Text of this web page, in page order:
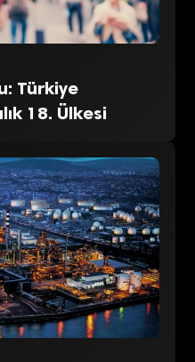
Türkiye
18. Ülkesi